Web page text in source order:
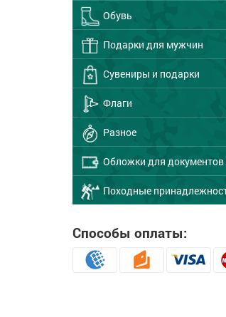
Обувь
Подарки для мужчин
Сувениры и подарки
Флаги
Разное
Обложки для документов
Походные
Способы оплаты: